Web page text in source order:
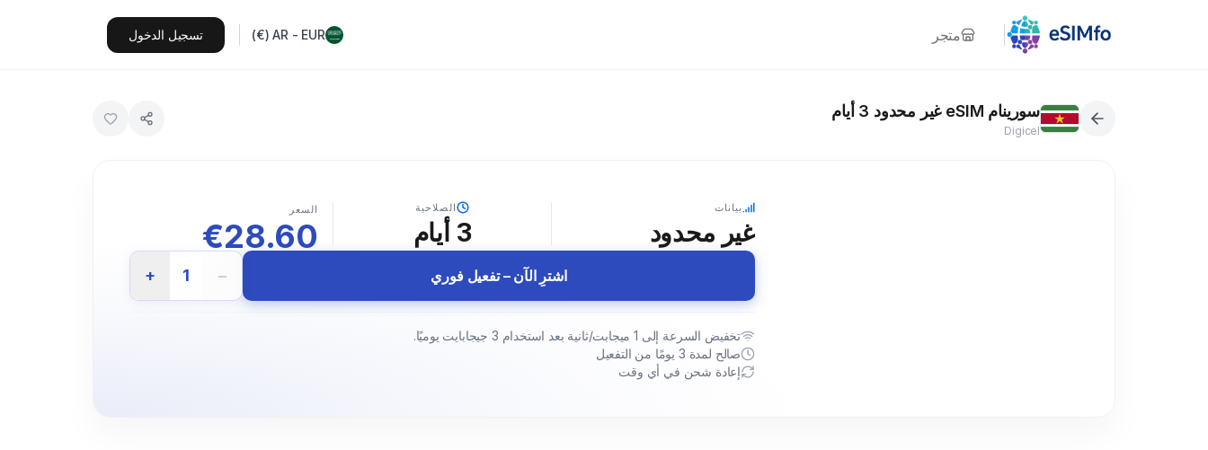
متجر AR - EUR
(
€
) تسجيل الدخول
سورينام eSIM غير محدود 3 أيام
Digicel
بيانات
غير محدود
الصلاحية
3 أيام
السعر
€28.60
اشترِ الآن – تفعيل فوري −
1
+
تخفيض السرعة إلى 1 ميجابت/ثانية بعد استخدام 3 جيجابايت يوميًا.
صالح لمدة 3 يومًا من التفعيل
إعادة شحن في أي وقت